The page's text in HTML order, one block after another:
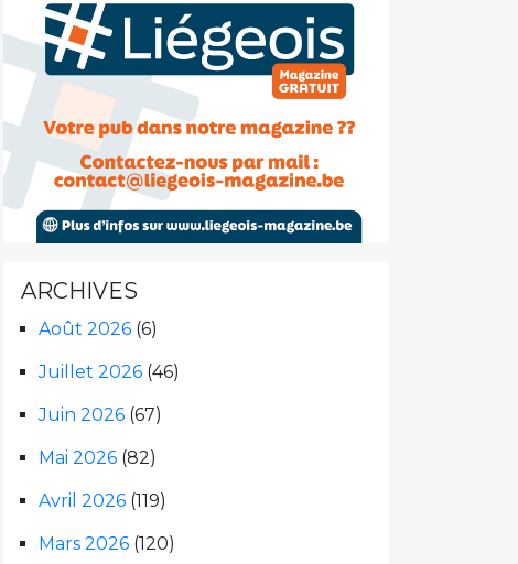
ARCHIVES
Août 2026 (6)
Juillet 2026 (46)
Juin 2026 (67)
Mai 2026 (82)
Avril 2026 (119)
Mars 2026 (120)